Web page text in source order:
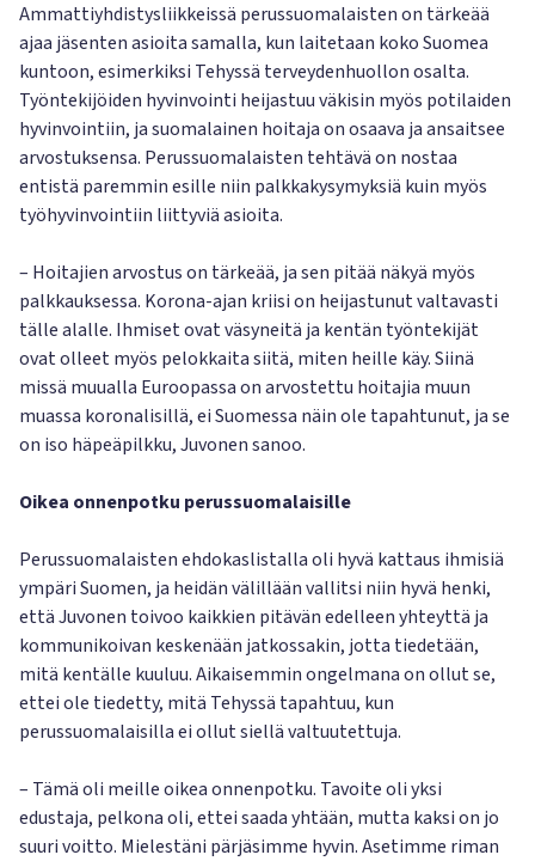
Ammattiyhdistysliikkeissä perussuomalaisten on tärkeää
ajaa jäsenten asioita samalla, kun laitetaan koko Suomea
kuntoon, esimerkiksi Tehyssä terveydenhuollon osalta.
Työntekijöiden hyvinvointi heijastuu väkisin myös potilaiden
hyvinvointiin, ja suomalainen hoitaja on osaava ja ansaitsee
arvostuksensa. Perussuomalaisten tehtävä on nostaa
entistä paremmin esille niin palkkakysymyksiä kuin myös
työhyvinvointiin liittyviä asioita.
– Hoitajien arvostus on tärkeää, ja sen pitää näkyä myös
palkkauksessa. Korona-ajan kriisi on heijastunut valtavasti
tälle alalle. Ihmiset ovat väsyneitä ja kentän työntekijät
ovat olleet myös pelokkaita siitä, miten heille käy. Siinä
missä muualla Euroopassa on arvostettu hoitajia muun
muassa koronalisillä, ei Suomessa näin ole tapahtunut, ja se
on iso häpeäpilkku, Juvonen sanoo.
Oikea onnenpotku perussuomalaisille
Perussuomalaisten ehdokaslistalla oli hyvä kattaus ihmisiä
ympäri Suomen, ja heidän välillään vallitsi niin hyvä henki,
että Juvonen toivoo kaikkien pitävän edelleen yhteyttä ja
kommunikoivan keskenään jatkossakin, jotta tiedetään,
mitä kentälle kuuluu. Aikaisemmin ongelmana on ollut se,
ettei ole tiedetty, mitä Tehyssä tapahtuu, kun
perussuomalaisilla ei ollut siellä valtuutettuja.
– Tämä oli meille oikea onnenpotku. Tavoite oli yksi
edustaja, pelkona oli, ettei saada yhtään, mutta kaksi on jo
suuri voitto. Mielestäni pärjäsimme hyvin. Asetimme riman